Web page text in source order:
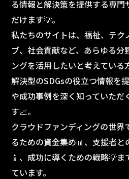
る情報と解決策を提供する専
だけます💡。
私たちのサイトは、福祉、テク
ブ、社会貢献など、あらゆる分
ングを活用したいと考えている
解決型のSDGsの役立つ情報を
や成功事例を深く知っていただ
す📈。
クラウドファンディングの世界
るための資金集め📊、支援者と
📱、成功に導くための戦略💡
ています。